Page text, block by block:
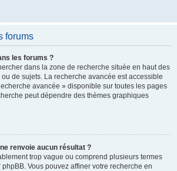
forums
les forums ?
dans la zone de recherche située en haut des
ou de sujets. La recherche avancée est accessible
avancée » disponible sur toutes les pages
peut dépendre des thèmes graphiques
renvoie aucun résultat ?
trop vague ou comprend plusieurs termes
Vous pouvez affiner votre recherche en